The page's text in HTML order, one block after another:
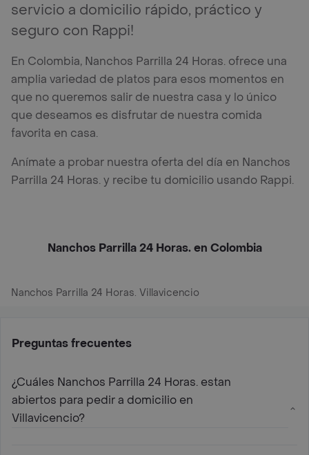
servicio a domicilio rápido, práctico y
seguro con Rappi!
En Colombia, Nanchos Parrilla 24 Horas. ofrece una
amplia variedad de platos para esos momentos en
que no queremos salir de nuestra casa y lo único
que deseamos es disfrutar de nuestra comida
favorita en casa.
Anímate a probar nuestra oferta del día en Nanchos
Parrilla 24 Horas. y recibe tu domicilio usando Rappi.
Nanchos Parrilla 24 Horas. en Colombia
Nanchos Parrilla 24 Horas. Villavicencio
Preguntas frecuentes
¿Cuáles Nanchos Parrilla 24 Horas. estan
abiertos para pedir a domicilio en
Villavicencio?